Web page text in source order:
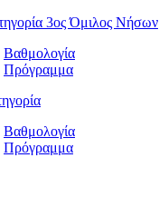
3ος Όμιλος Νήσων
Βαθμολογία
Πρόγραμμα
Βαθμολογία
Πρόγραμμα